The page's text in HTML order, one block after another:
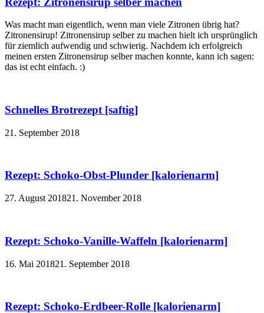
Was macht man eigentlich, wenn man viele Zitronen übrig hat?
Zitronensirup! Zitronensirup selber zu machen hielt ich ursprünglich
für ziemlich aufwendig und schwierig. Nachdem ich erfolgreich
meinen ersten Zitronensirup selber machen konnte, kann ich sagen:
das ist echt einfach. :)
Schnelles Brotrezept [saftig]
21. September 2018
Rezept: Schoko-Obst-Plunder [kalorienarm]
27. August 201821. November 2018
Rezept: Schoko-Vanille-Waffeln [kalorienarm]
16. Mai 201821. September 2018
Rezept: Schoko-Erdbeer-Rolle [kalorienarm]